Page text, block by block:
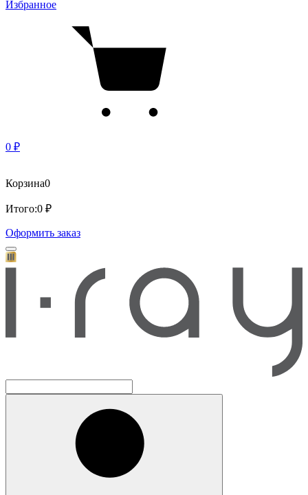
Избранное
0 ₽
Корзина0
Итого:0 ₽
Оформить заказ